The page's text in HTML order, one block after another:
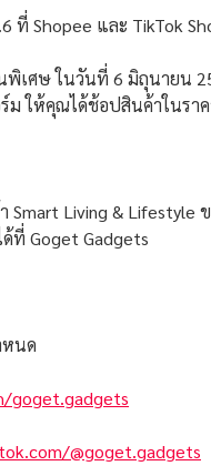
Shopee และ TikTok
พิเศษ ในวันที่ 6 มิถุนายน
ให้คุณได้ช้อปสินค้าในรา
Smart Living &
ที่ Goget Gadgets
หนด
goget.gadgets
@goget.gadgets